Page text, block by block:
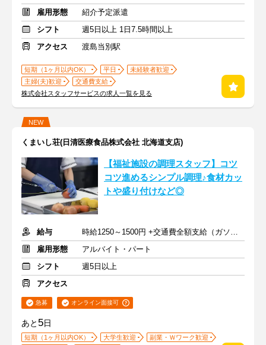
雇用形態
紹介予定派遣
シフト
週5日以上 1日7.5時間以上
アクセス
渡島当別駅
短期（1ヶ月以内OK） 平日
未経験者歓迎
主婦(夫)歓迎
交通費支給
株式会社スタッフサービスの求人一覧を見る
NEW
くまいし荘(日清医療食品株式会社 北海道支店)
【福祉施設の調理スタッフ】コツ
コツ進めるシンプル調理♪食材カッ
トや盛り付けなど◎
給与
時給1250～1500円 +交通費全額支給（ガソリン代も支給）
雇用形態
アルバイト・パート
シフト
週5日以上
アクセス
急募 オンライン面接可
あと 5日
短期（1ヶ月以内OK） 大学生歓迎
副業・Ｗワーク歓迎